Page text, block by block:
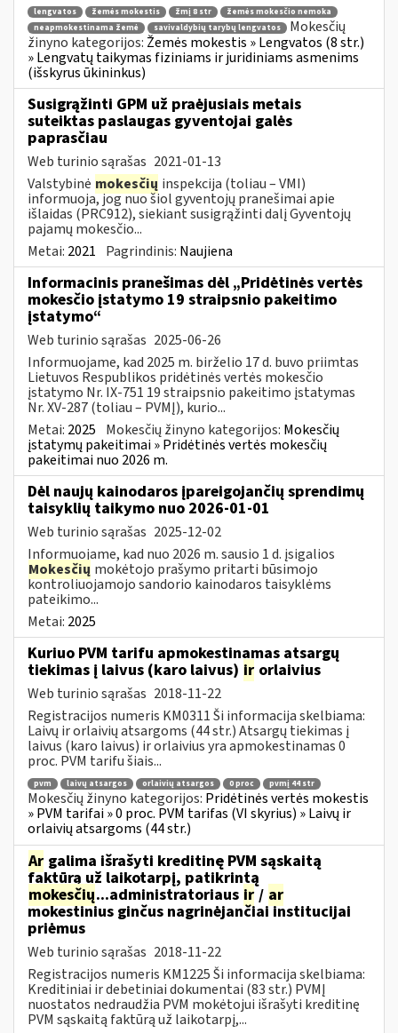
lengvatos žemės mokestis žmį 8 str
žemės mokesčio nemoka
neapmokestinama žemė
savivaldybių tarybų lengvatos
Mokesčių
žinyno kategorijos: Žemės mokestis » Lengvatos (8 str.)
» Lengvatų taikymas fiziniams ir juridiniams asmenims
(išskyrus ūkininkus)
Susigrąžinti GPM už praėjusiais metais
suteiktas paslaugas gyventojai galės
paprasčiau
Web turinio sąrašas 2021-01-13
Valstybinė mokesčių inspekcija (toliau – VMI)
informuoja, jog nuo šiol gyventojų pranešimai apie
išlaidas (PRC912), siekiant susigrąžinti dalį Gyventojų
pajamų mokesčio...
Metai: 2021 Pagrindinis: Naujiena
Informacinis pranešimas dėl „Pridėtinės vertės
mokesčio įstatymo 19 straipsnio pakeitimo
įstatymo“
Web turinio sąrašas 2025-06-26
Informuojame, kad 2025 m. birželio 17 d. buvo priimtas
Lietuvos Respublikos pridėtinės vertės mokesčio
įstatymo Nr. IX-751 19 straipsnio pakeitimo įstatymas
Nr. XV-287 (toliau – PVMĮ), kurio...
Metai: 2025 Mokesčių žinyno kategorijos: Mokesčių
įstatymų pakeitimai » Pridėtinės vertės mokesčių
pakeitimai nuo 2026 m.
Dėl naujų kainodaros įpareigojančių sprendimų
taisyklių taikymo nuo 2026-01-01
Web turinio sąrašas 2025-12-02
Informuojame, kad nuo 2026 m. sausio 1 d. įsigalios
Mokesčių mokėtojo prašymo pritarti būsimojo
kontroliuojamojo sandorio kainodaros taisyklėms
pateikimo...
Metai: 2025
Kuriuo PVM tarifu apmokestinamas atsargų
tiekimas į laivus (karo laivus) ir orlaivius
Web turinio sąrašas 2018-11-22
Registracijos numeris KM0311 Ši informacija skelbiama:
Laivų ir orlaivių atsargoms (44 str.) Atsargų tiekimas į
laivus (karo laivus) ir orlaivius yra apmokestinamas 0
proc. PVM tarifu šiais...
pvm laivų atsargos orlaivių atsargos 0 proc pvmį 44 str
Mokesčių žinyno kategorijos: Pridėtinės vertės mokestis
» PVM tarifai » 0 proc. PVM tarifas (VI skyrius) » Laivų ir
orlaivių atsargoms (44 str.)
Ar galima išrašyti kreditinę PVM sąskaitą
faktūrą už laikotarpį, patikrintą
mokesčių...administratoriaus ir / ar
mokestinius ginčus nagrinėjančiai institucijai
priėmus
Web turinio sąrašas 2018-11-22
Registracijos numeris KM1225 Ši informacija skelbiama:
Kreditiniai ir debetiniai dokumentai (83 str.) PVMĮ
nuostatos nedraudžia PVM mokėtojui išrašyti kreditinę
PVM sąskaitą faktūrą už laikotarpį,...